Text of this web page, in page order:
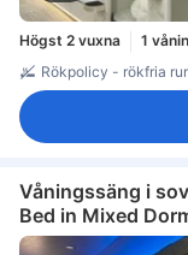
Högst 2 vuxna
1
Rökpolicy - rökfria
Våningssäng i
Bed in Mixed